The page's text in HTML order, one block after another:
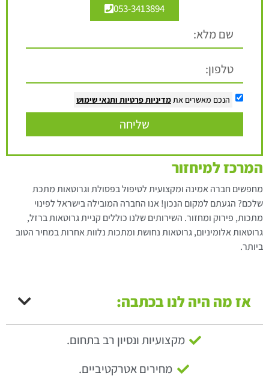
053-3413894
הנכם מאשרים אתמדיניות פרטיות ותנאי שימוש
שליחה
המרכז למיחזור
מחפשים חברה אמינה ומקצועית לטיפול בפסולת וגרוטאות מתכת
שלכם? הגעתם למקום הנכון! אנו החברה המובילה בישראל לפינוי
מתכות, פירוק ומחזור. השירותים שלנו כוללים קניית גרוטאות ברזל,
גרוטאות אלומיניום, גרוטאות נחושת ומתכות נלוות אחרות במחיר הטוב
ביותר.
אז מה היה לנו בכתבה:
מקצועיות ונסיון רב בתחום.
מחירים אטרקטיביים.